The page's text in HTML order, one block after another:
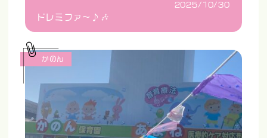
2025/10/30
ドレミファ〜♪🎶
かのん